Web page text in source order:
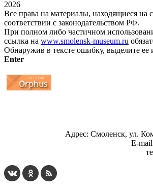
2026
Все права на материалы, находящиеся на
соответствии с законодательством РФ.
При полном либо частичном
ссылка на www.smolensk-museum.ru
Обнаружив в тексте ошибку, выделите ее
Enter
Адрес: Смоленск, ул.
E-